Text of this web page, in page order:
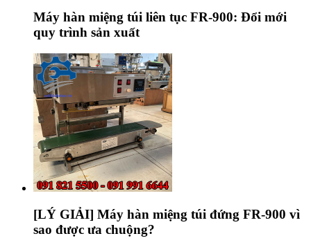
Máy hàn miệng túi liên tục FR-900: Đổi mới
quy trình sản xuất
[LÝ GIẢI] Máy hàn miệng túi đứng FR-900 vì
sao được ưa chuộng?